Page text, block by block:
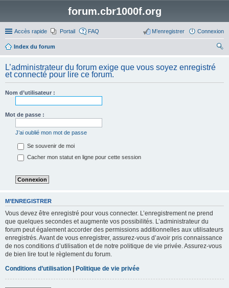
forum.cbr1000f.org
Accès rapide Portail FAQ Connexion
M’enregistrer
Index du forum
ch
L’administrateur du forum exige que vous soyez enregistré
et connecté pour lire ce forum.
Nom d’utilisateur :
Mot de passe :
J’ai oublié mon mot de passe
Se souvenir de moi
Cacher mon statut en ligne pour cette session
M’ENREGISTRER
Vous devez être enregistré pour vous connecter. L’enregistrement ne prend
que quelques secondes et augmente vos possibilités. L’administrateur du
forum peut également accorder des permissions additionnelles aux utilisateurs
enregistrés. Avant de vous enregistrer, assurez-vous d’avoir pris connaissance
de nos conditions d’utilisation et de notre politique de vie privée. Assurez-vous
de bien lire tout le règlement du forum.
Conditions d’utilisation | Politique de vie privée